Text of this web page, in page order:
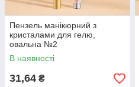
Пензель манікюрний з
кристалами для гелю,
овальна №2
В наявності
31,64 ₴